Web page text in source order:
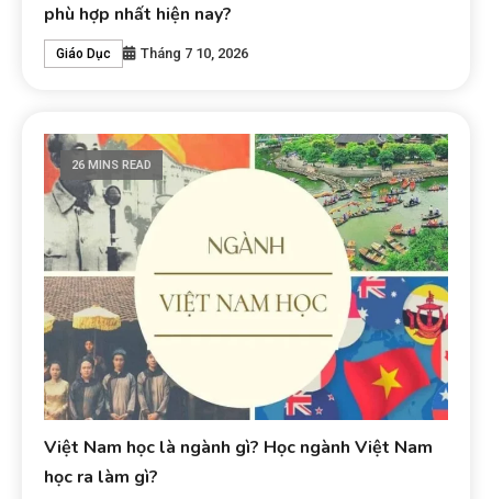
phù hợp nhất hiện nay?
Giáo Dục Tháng 7 10, 2026
26 MINS READ
Việt Nam học là ngành gì? Học ngành Việt Nam
học ra làm gì?